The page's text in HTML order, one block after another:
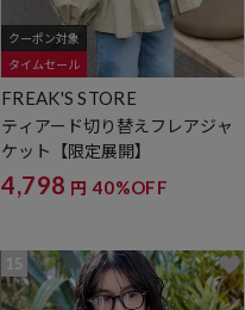
クーポン対象
タイムセール
FREAK'S STORE
ティアード切り替えフレアジャ
ケット【限定展開】
4,798 円 40%OFF
15